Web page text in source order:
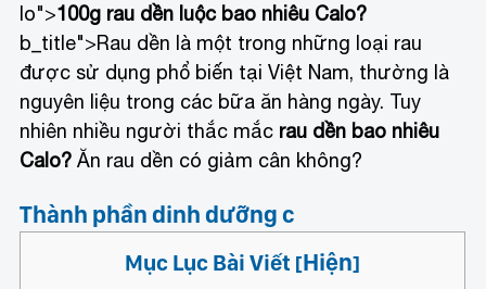
lo">100g rau dền luộc bao nhiêu Calo?
b_title">Rau dền là một trong những loại rau
được sử dụng phổ biến tại Việt Nam, thường là
nguyên liệu trong các bữa ăn hàng ngày. Tuy
nhiên nhiều người thắc mắc rau dền bao nhiêu
Calo? Ăn rau dền có giảm cân không?
Thành phần dinh dưỡng c
Mục Lục Bài Viết [Hiện]